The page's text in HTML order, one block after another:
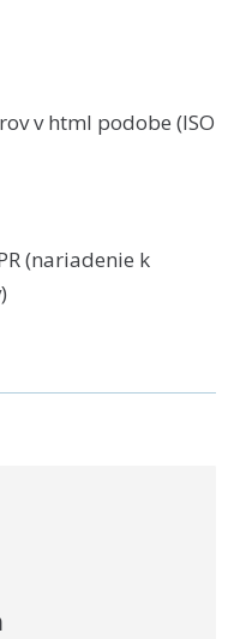
v html podobe (ISO
(nariadenie k